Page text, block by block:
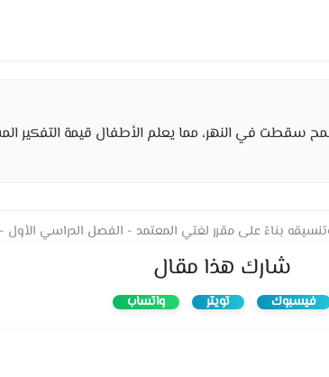
سقطت في النهر، مما يعلم الأطفال قيمة التفكير
بناءً على مقرر لغتي المعتمد - الفصل الدراسي الأول -
شارك هذا مقال
فيسبوك تويتر واتساب